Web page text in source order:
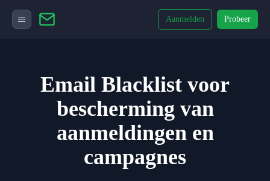
Aanmelden Probeer
Email Blacklist voor
bescherming van
aanmeldingen en
campagnes